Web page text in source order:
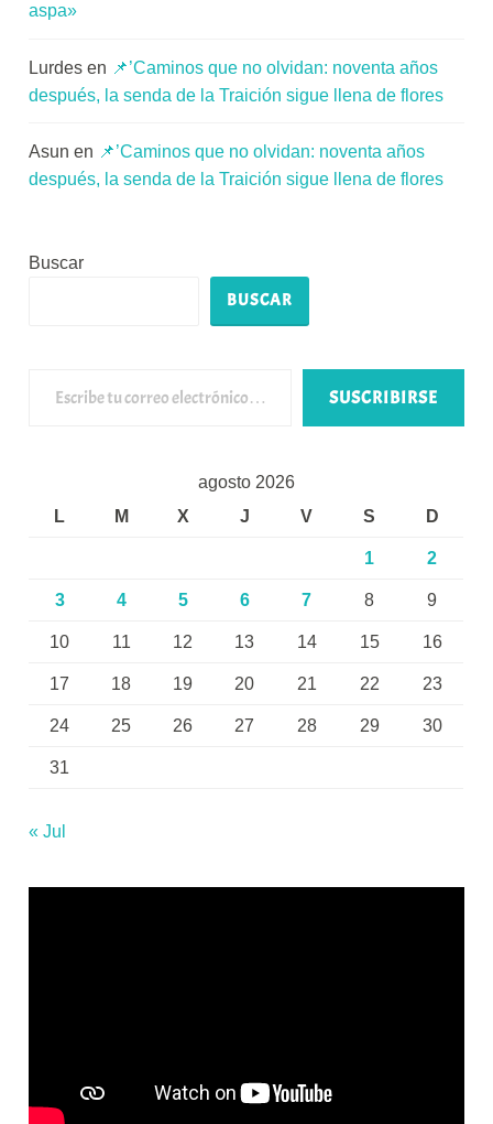
aspa»
Lurdes en 📌’Caminos que no olvidan: noventa años
después, la senda de la Traición sigue llena de flores
Asun en 📌’Caminos que no olvidan: noventa años
después, la senda de la Traición sigue llena de flores
Buscar
BUSCAR
SUSCRIBIRSE
agosto 2026
L
M X J V S D
1 2
3 4 5 6 7 8 9
10 11 12 13 14 15 16
17 18 19 20 21 22 23
24 25 26 27 28 29 30
31
« Jul